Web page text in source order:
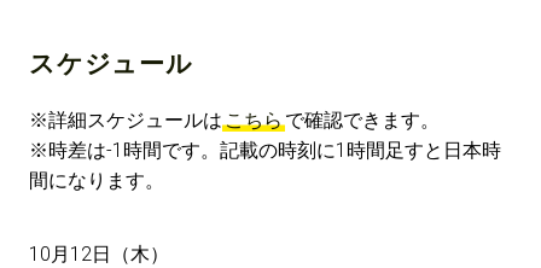
スケジュール
※詳細スケジュールはこちらで確認できます。
※時差は-1時間です。記載の時刻に1時間足すと日本時
間になります。
10月12日（木）